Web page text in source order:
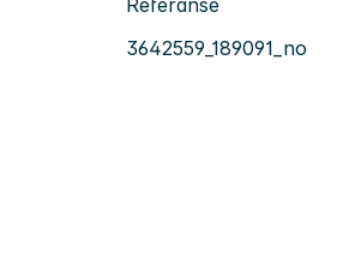
3642559_189091_no